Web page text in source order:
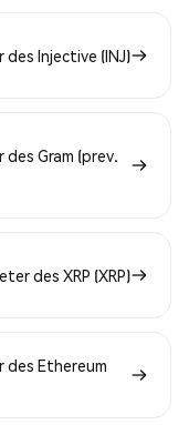
Injective (INJ)
Gram (prev.
des XRP (XRP)
des Ethereum